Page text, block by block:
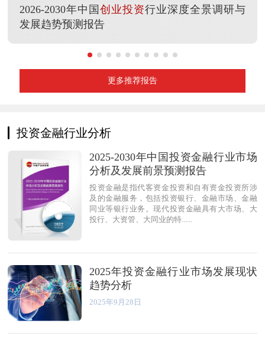
2026-2030年中国 创业投资行业深度全景调研与
发展趋势预测报告
更多推荐报告
投资金融行业分析
2025-2030年中国投资金融行业市场
分析及发展前景预测报告
投资金融是指代客资金投资和自有资金投资所涉
及的金融服务，包括投资银行、金融市场、金融
同业等银行业务。现代投资金融具有大市场、大
投行、大资管、大同业的特......
2025年投资金融行业市场发展现状
趋势分析
2025年9月28日